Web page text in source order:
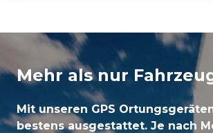
Mehr als nur
Mit unseren GPS
bestens ausgestattet. Je nach